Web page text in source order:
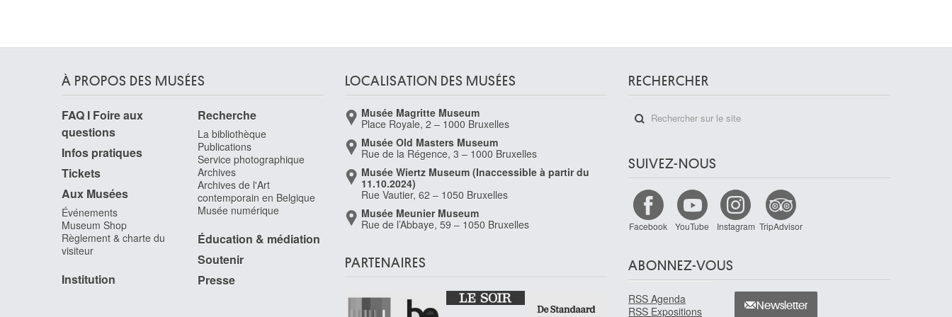
vers 1520
premier quart XVIe siècle
vers 1515 - 1535
Ecole des Pays-Bas méridionaux
1515-1525
Ecole des Pays-Bas méridionaux
première moitié XVIe siècle
Ecole des Pays-Bas méridionaux
Ecole des Pays-Bas méridionaux
Ecole des Pays-Bas méridionaux
À PROPOS DES MUSÉES
FAQ I Foire aux
questions
Infos pratiques
Tickets
Aux Musées
Événements
Museum Shop
Règlement & charte du
visiteur
Institution
Recherche
La bibliothèque
Publications
Service photographique
Archives
Archives de l'Art
contemporain en Belgique
Musée numérique
Éducation & médiation
Soutenir
Presse
LOCALISATION DES MUSÉES
Musée Magritte Museum
Place Royale, 2 – 1000 Bruxelles
Musée Old Masters Museum
Rue de la Régence, 3 – 1000 Bruxelles
Musée Wiertz Museum (Inaccessible à partir du
11.10.2024)
Rue Vautier, 62 – 1050 Bruxelles
Musée Meunier Museum
Rue de l’Abbaye, 59 – 1050 Bruxelles
PARTENAIRES
RECHERCHER
SUIVEZ-NOUS
Facebook YouTube Instagram TripAdvisor
ABONNEZ-VOUS
RSS Agenda
RSS Expositions
Newsletter